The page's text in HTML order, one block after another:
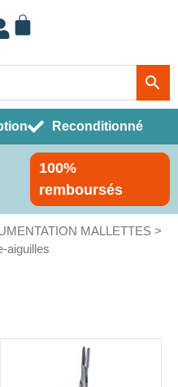
Reconditionné
100%
remboursés
MALLETTES >
aiguilles